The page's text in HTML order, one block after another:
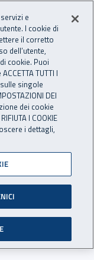
Apri cerca
Maglio
e
I cookie di
il corretto
dell’utente,
cookie. Puoi
TUTTI I
singole
DEI
dei cookie
I COOKIE
i dettagli,